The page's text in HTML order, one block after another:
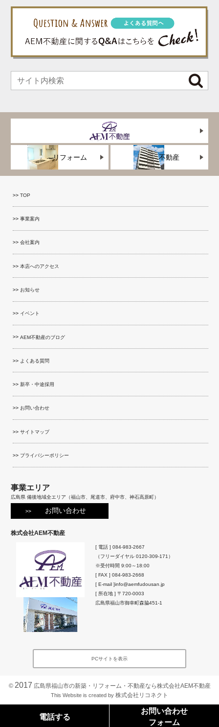
リフォーム 不動産
TOP
事業案内
会社案内
本店へのアクセス
お知らせ
イベント
AEM不動産のブログ
よくある質問
新卒・中途採用
お問い合わせ
サイトマップ
プライバシーポリシー
事業エリア
広島県 備後地域全エリア（福山市、尾道市、府中市、神石高原町）
お問い合わせ
株式会社AEM不動産
[ 電話 ]084-983-2667
（フリーダイヤル0120-309-171 ）
※受付時間 9:00～18:00
[ FAX ] 084-983-2668
[ E-mail ]info@aemfudousan.jp
[ 所在地 ] 〒720-0003
広島県福山市御幸町森脇451-1
PCサイトを表示
© 2017 広島県福山市の新築・リフォーム・不動産なら株式会社AEM不動産
This Website is created by 株式会社リコネクト
電話する
お問い合わせ
フォーム